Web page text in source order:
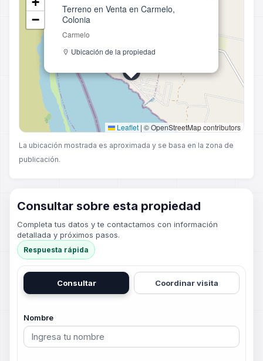
Terreno en Venta en Carmelo,
Colonia
Carmelo
Ubicación de la propiedad
−
Leaflet | © OpenStreetMap contributors
La ubicación mostrada es aproximada y se basa en la zona de
publicación.
Consultar sobre esta propiedad
Completa tus datos y te contactamos con información
detallada y próximos pasos.
Respuesta rápida
Consultar Coordinar visita
Nombre